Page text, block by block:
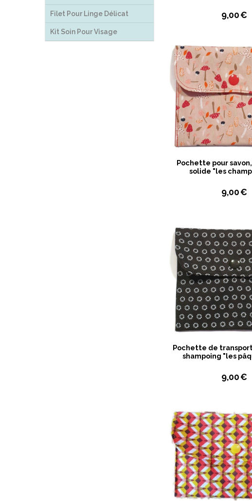
Filet Pour Linge Délicat
Kit Soin Pour Visage
9,00€
Pochette pour
solide "les
9,00€
Pochette de transport
shampoing "les
9,00€